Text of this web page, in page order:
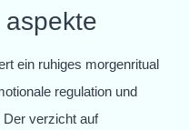
ein ruhiges morgenritual
regulation und
verzicht auf